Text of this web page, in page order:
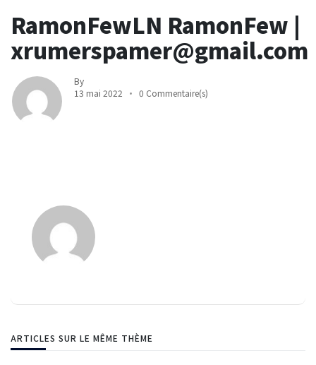
RamonFewLN RamonFew |
xrumerspamer@gmail.com
By
13 mai 2022
0 Commentaire(s)
ARTICLES SUR LE MÊME THÈME